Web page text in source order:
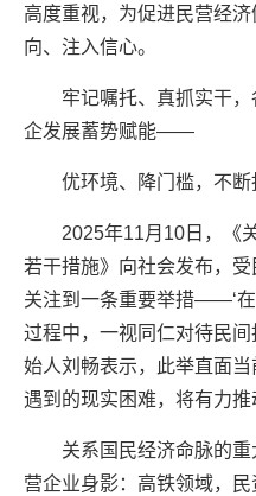
高度重视，为促进民营经
向、注入信心。
牢记嘱托、真抓实干，
企发展蓄势赋能——
优环境、降门槛，不断
2025年11月10日，《关
若干措施》向社会发布，受
关注到一条重要举措——‘
过程中，一视同仁对待民间
始人刘畅表示，此举直面
遇到的现实困难，将有力推
关系国民经济命脉的重
营企业身影：高铁领域，